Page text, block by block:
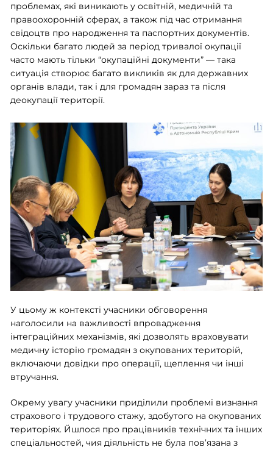
проблемах, які виникають у освітній, медичній та
правоохоронній сферах, а також під час отримання
свідоцтв про народження та паспортних документів.
Оскільки багато людей за період тривалої окупації
часто мають тільки “окупаційні документи” — така
ситуація створює багато викликів як для державних
органів влади, так і для громадян зараз та після
деокупації території.
У цьому ж контексті учасники обговорення
наголосили на важливості впровадження
інтеграційних механізмів, які дозволять враховувати
медичну історію громадян з окупованих територій,
включаючи довідки про операції, щеплення чи інші
втручання.
Окрему увагу учасники приділили проблемі визнання
страхового і трудового стажу, здобутого на окупованих
територіях. Йшлося про працівників технічних та інших
спеціальностей, чия діяльність не була пов’язана з